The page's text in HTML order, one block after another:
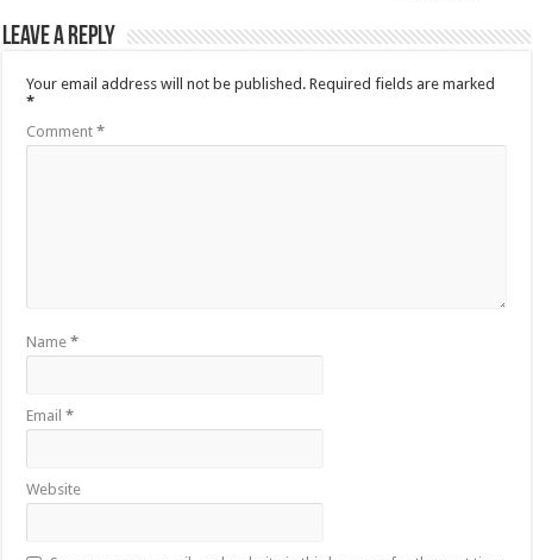
Leave a Reply
Your email address will not be published. Required fields are marked
*
Comment*
Name*
Email*
Website